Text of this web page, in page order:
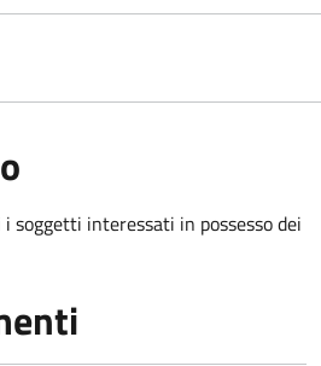
soggetti interessati in possesso dei